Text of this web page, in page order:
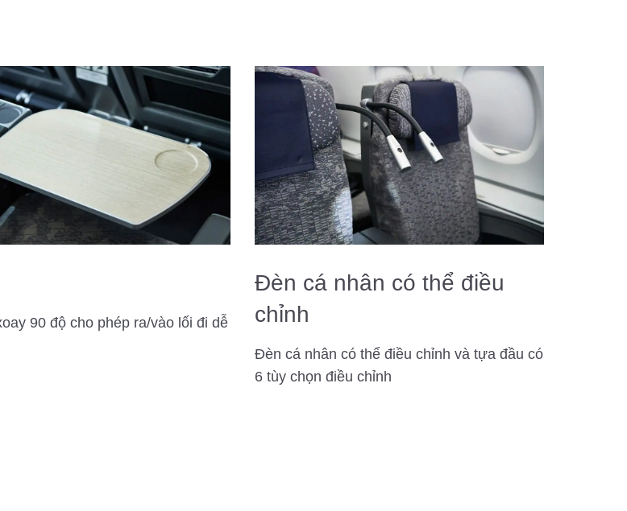
90 độ cho phép ra/vào lối đi dễ
Đèn cá nhân có thể điều
chỉnh
Đèn cá nhân có thể điều chỉnh và tựa đầu có
6 tùy chọn điều chỉnh